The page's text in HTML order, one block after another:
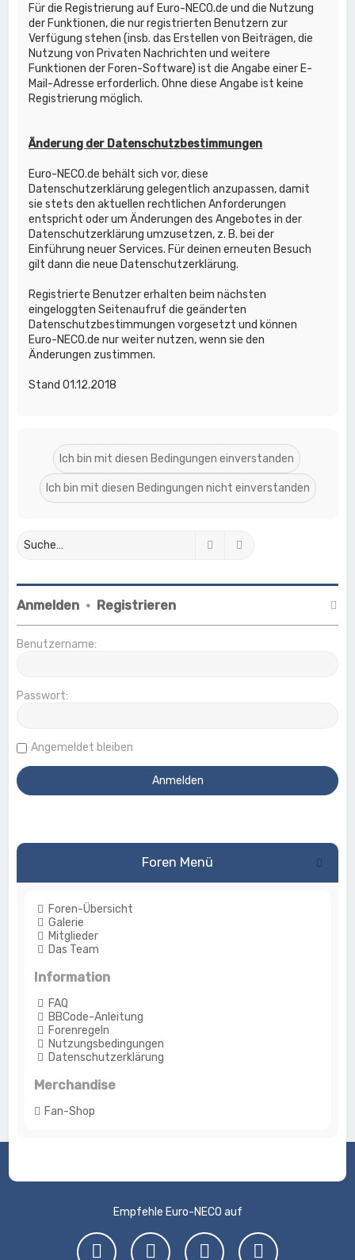
Für die Registrierung auf Euro-NECO.de und die Nutzung
der Funktionen, die nur registrierten Benutzern zur
Verfügung stehen (insb. das Erstellen von Beiträgen, die
Nutzung von Privaten Nachrichten und weitere
Funktionen der Foren-Software) ist die Angabe einer E-
Mail-Adresse erforderlich. Ohne diese Angabe ist keine
Registrierung möglich.
Änderung der Datenschutzbestimmungen
Euro-NECO.de behält sich vor, diese
Datenschutzerklärung gelegentlich anzupassen, damit
sie stets den aktuellen rechtlichen Anforderungen
entspricht oder um Änderungen des Angebotes in der
Datenschutzerklärung umzusetzen, z. B. bei der
Einführung neuer Services. Für deinen erneuten Besuch
gilt dann die neue Datenschutzerklärung.
Registrierte Benutzer erhalten beim nächsten
eingeloggten Seitenaufruf die geänderten
Datenschutzbestimmungen vorgesetzt und können
Euro-NECO.de nur weiter nutzen, wenn sie den
Änderungen zustimmen.
Stand 01.12.2018
Suche
Anmelden • Registrieren
Benutzername:
Passwort:
Angemeldet bleiben
Foren Menü
Foren-Übersicht
Galerie
Mitglieder
Das Team
Information
FAQ
BBCode-Anleitung
Forenregeln
Nutzungsbedingungen
Datenschutzerklärung
Merchandise
Fan-Shop
Empfehle Euro-NECO auf